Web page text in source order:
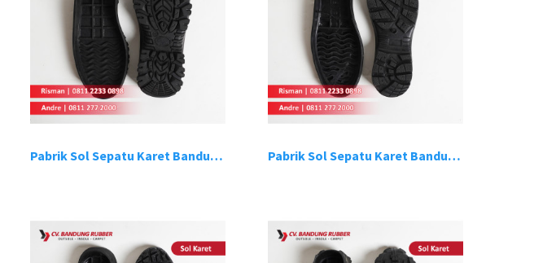
Pabrik Sol Sepatu Karet Bandung 11 Pabrik Sol Sepatu Karet Bandung 12